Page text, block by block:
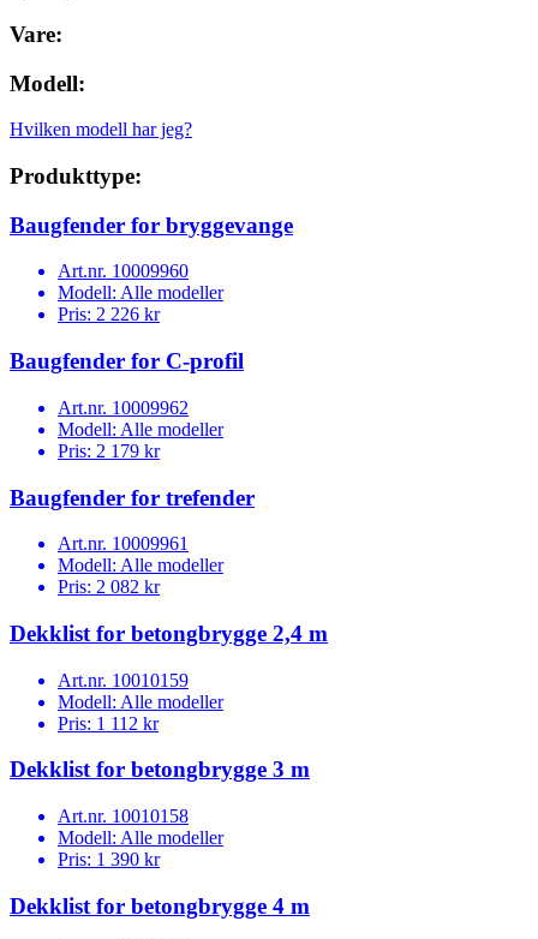
Vare:
Modell:
Hvilken modell har jeg?
Produkttype:
Baugfender for bryggevange
Art.nr. 10009960
Modell: Alle modeller
Pris: 2 226 kr
Baugfender for C-profil
Art.nr. 10009962
Modell: Alle modeller
Pris: 2 179 kr
Baugfender for trefender
Art.nr. 10009961
Modell: Alle modeller
Pris: 2 082 kr
Dekklist for betongbrygge 2,4 m
Art.nr. 10010159
Modell: Alle modeller
Pris: 1 112 kr
Dekklist for betongbrygge 3 m
Art.nr. 10010158
Modell: Alle modeller
Pris: 1 390 kr
Dekklist for betongbrygge 4 m